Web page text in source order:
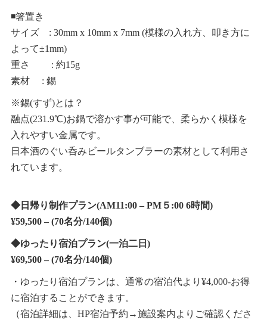
◾️箸置き
サイズ : 30mm x 10mm x 7mm (模様の入れ方、叩き方に
よって±1mm)
重さ : 約15g
素材 : 錫
※錫(すず)とは？
融点(231.9℃)お鍋で溶かす事が可能で、柔らかく模様を
入れやすい金属です。
日本酒のぐい呑みビールタンブラーの素材として利用さ
れています。
◆日帰り制作プラン(AM11:00 – PM５:00 6時間)
¥59,500 – (70名分/140個)
◆ゆったり宿泊プラン(一泊二日)
¥69,500 – (70名分/140個)
・ゆったり宿泊プランは、通常の宿泊代より¥4,000-お得
に宿泊することができます。
（宿泊詳細は、HP宿泊予約→施設案内よりご確認くださ